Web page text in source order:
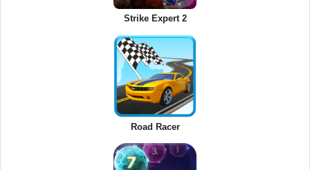
Strike Expert 2
Road Racer